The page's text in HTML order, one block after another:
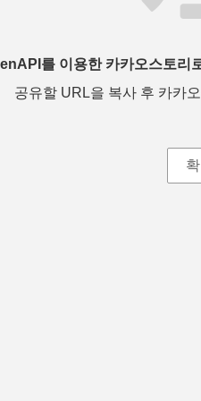
를 이용한 카카오스토리
공유할 URL을 복사 후 카카
확